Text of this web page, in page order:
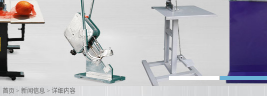
首页 > 新闻信息 > 详细内容